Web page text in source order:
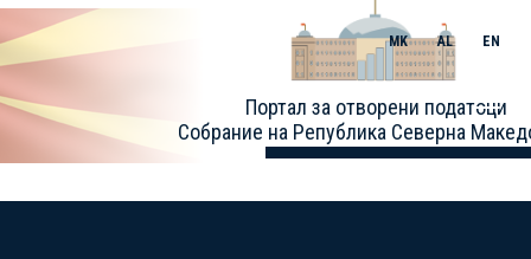
Портал за отворени податоци
Собрание на Република Северна
MK AL EN
Toggle